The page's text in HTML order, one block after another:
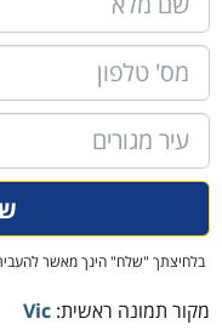
בלחיצתך "שלח" הינך מאשר
מקור תמונה ראשית: Vic